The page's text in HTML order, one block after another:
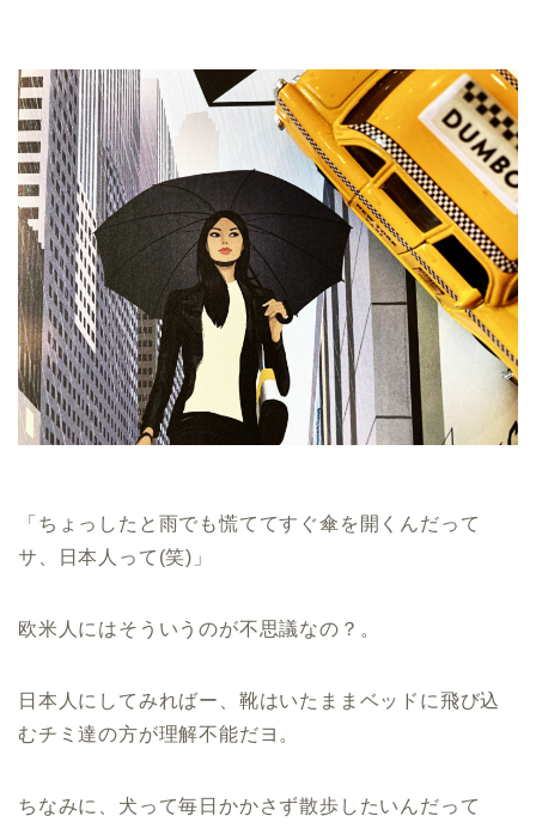
「ちょっしたと雨でも慌ててすぐ傘を開くんだって
サ、日本人って(笑)」
欧米人にはそういうのが不思議なの？。
日本人にしてみればー、靴はいたままベッドに飛び込
むチミ達の方が理解不能だヨ。
ちなみに、犬って毎日かかさず散歩したいんだって